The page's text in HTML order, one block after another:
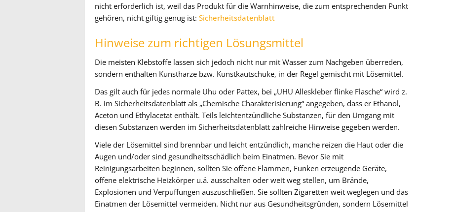
nicht erforderlich ist, weil das Produkt für die Warnhinweise, die zum entsprechenden Punkt
gehören, nicht giftig genug ist: Sicherheitsdatenblatt
Hinweise zum richtigen Lösungsmittel
Die meisten Klebstoffe lassen sich jedoch nicht nur mit Wasser zum Nachgeben überreden,
sondern enthalten Kunstharze bzw. Kunstkautschuke, in der Regel gemischt mit Lösemittel.
Das gilt auch für jedes normale Uhu oder Pattex, bei „UHU Alleskleber flinke Flasche“ wird z.
B. im Sicherheitsdatenblatt als „Chemische Charakterisierung“ angegeben, dass er Ethanol,
Aceton und Ethylacetat enthält. Teils leichtentzündliche Substanzen, für den Umgang mit
diesen Substanzen werden im Sicherheitsdatenblatt zahlreiche Hinweise gegeben werden.
Viele der Lösemittel sind brennbar und leicht entzündlich, manche reizen die Haut oder die
Augen und/oder sind gesundheitsschädlich beim Einatmen. Bevor Sie mit
Reinigungsarbeiten beginnen, sollten Sie offene Flammen, Funken erzeugende Geräte,
offene elektrische Heizkörper u.ä. ausschalten oder weit weg stellen, um Brände,
Explosionen und Verpuffungen auszuschließen. Sie sollten Zigaretten weit weglegen und das
Einatmen der Lösemittel vermeiden. Nicht nur aus Gesundheitsgründen, sondern Lösemittel